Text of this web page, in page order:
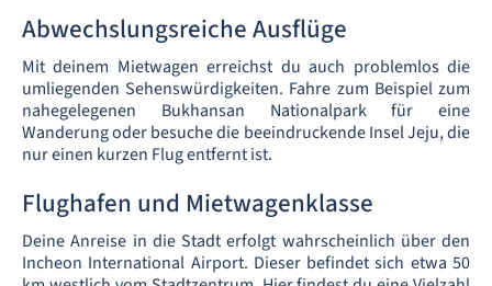
Abwechslungsreiche Ausflüge
Mit deinem Mietwagen erreichst du auch problemlos die
umliegenden Sehenswürdigkeiten. Fahre zum Beispiel zum
nahegelegenen Bukhansan Nationalpark für eine
Wanderung oder besuche die beeindruckende Insel Jeju, die
nur einen kurzen Flug entfernt ist.
Flughafen und Mietwagenklasse
Deine Anreise in die Stadt erfolgt wahrscheinlich über den
Incheon International Airport. Dieser befindet sich etwa 50